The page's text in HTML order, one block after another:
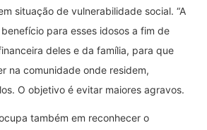
situação de vulnerabilidade social. “A
para esses idosos a fim de
deles e da família, para que
na comunidade onde residem,
O objetivo é evitar maiores agravos.
também em reconhecer o